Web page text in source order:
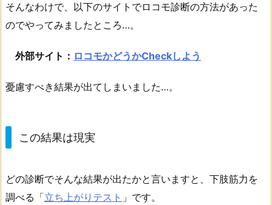
そんなわけで、以下のサイトでロコモ診断の方法があった
のでやってみましたところ…。
外部サイト： ロコモかどうかCheckしよう
憂慮すべき結果が出てしまいました…。
この結果は現実
どの診断でそんな結果が出たかと言いますと、下肢筋力を
調べる「立ち上がりテスト 」です。